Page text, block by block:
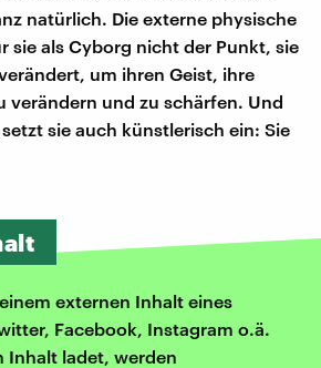
natürlich. Die externe physische
sie als Cyborg nicht der Punkt, sie
um ihren Geist, ihre
verändern und zu schärfen. Und
sie auch künstlerisch ein: Sie
externen Inhalt eines
Facebook, Instagram o.ä.
Inhalt ladet, werden